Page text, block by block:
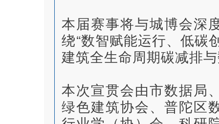
本届赛事将与城博会深
绕“数智赋能运行、低碳
建筑全生命周期碳减排
本次宣贯会由市数据局
绿色建筑协会、普陀区